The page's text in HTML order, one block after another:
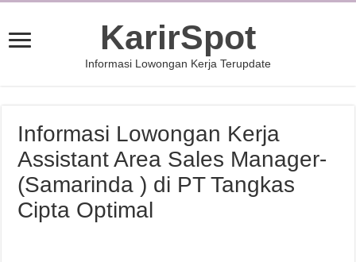
KarirSpot
Informasi Lowongan Kerja Terupdate
Informasi Lowongan Kerja
Assistant Area Sales Manager-
(Samarinda ) di PT Tangkas
Cipta Optimal